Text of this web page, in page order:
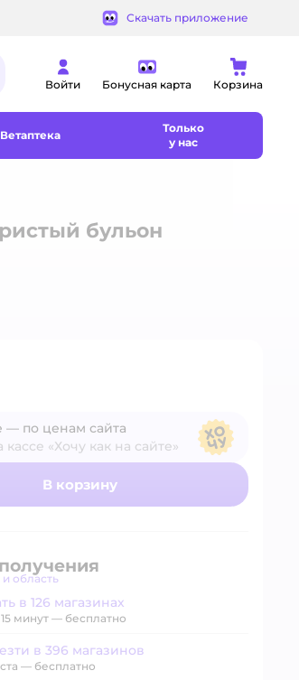
Скачать приложение
Войти Бонусная карта Корзина
Ветаптека
Только
у нас
бульон
— по ценам сайта
«Хочу как на сайте»
— по ценам сайта
В корзину
Выбор адреса доставки.
область
в 126 магазинах
минут — бесплатно
в 396 магазинов
— бесплатно